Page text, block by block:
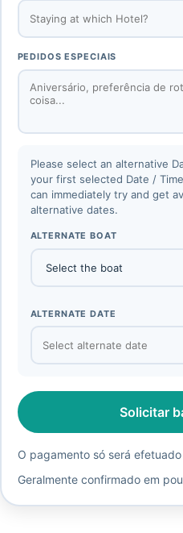
PEDIDOS ESPECIAIS
Please select an alternative
your first selected Date /
can immediately try and get
alternative dates.
ALTERNATE BOAT
ALTERNATE DATE
Solicitar
O pagamento só será
Geralmente confirmado em